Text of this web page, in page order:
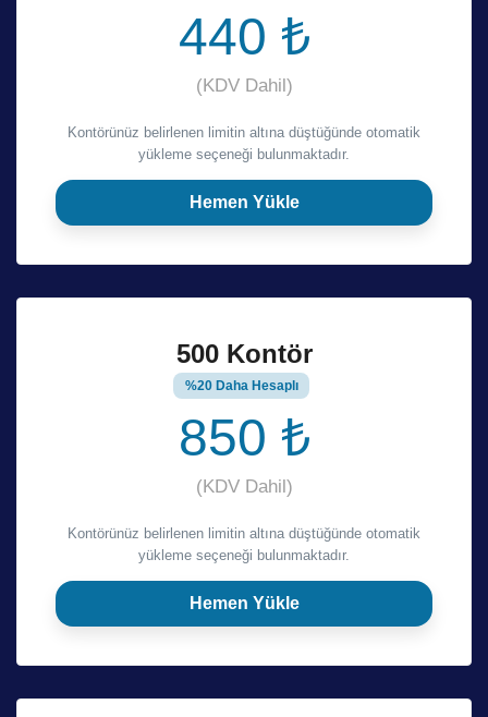
440 ₺
(KDV Dahil)
Kontörünüz belirlenen limitin altına düştüğünde otomatik
yükleme seçeneği bulunmaktadır.
Hemen Yükle
500 Kontör
%20 Daha Hesaplı
850 ₺
(KDV Dahil)
Kontörünüz belirlenen limitin altına düştüğünde otomatik
yükleme seçeneği bulunmaktadır.
Hemen Yükle